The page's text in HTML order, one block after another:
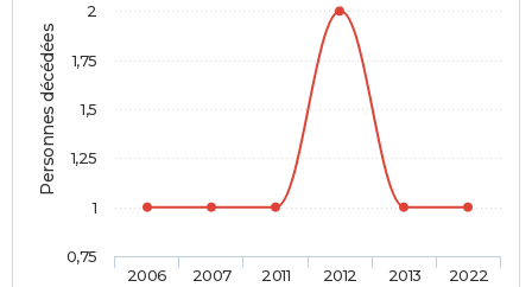
Personnes décédées
2006 2007 2011 2012 2013 2022
0,75
1
1,25
1,5
1,75
2